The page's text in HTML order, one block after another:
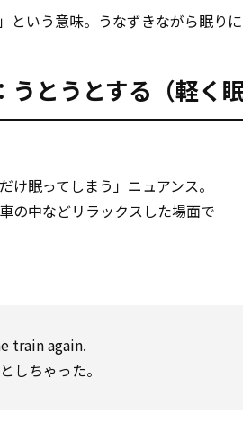
」という意味。うなずきながら眠り
とうとする（軽く眠
け眠ってしまう」ニュアンス。
の中などリラックスした場面で
train again.
しちゃった。